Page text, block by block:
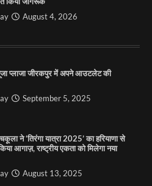
August 4, 2026
प्लाजा जीरकपुर में अपने आउटलेट की
September 5, 2025
ने ‘तिरंगा यात्रा 2025’ का हरियाणा से
आगाज़, राष्ट्रीय एकता को मिलेगा नया
August 13, 2025